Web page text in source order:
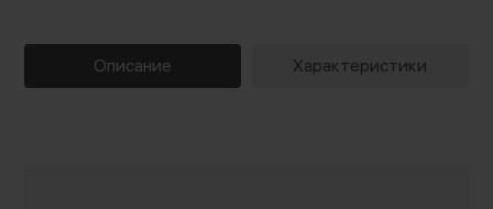
Описание Характеристики